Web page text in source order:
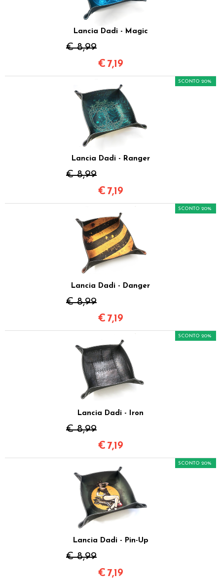
Lancia Dadi - Magic
€ 8,99
€ 7,19
Lancia Dadi - Ranger
€ 8,99
SCONTO 20%
€ 7,19
Lancia Dadi - Danger
€ 8,99
SCONTO 20%
€ 7,19
Lancia Dadi - Iron
€ 8,99
SCONTO 20%
€ 7,19
Lancia Dadi - Pin-Up
€ 8,99
SCONTO 20%
€ 7,19